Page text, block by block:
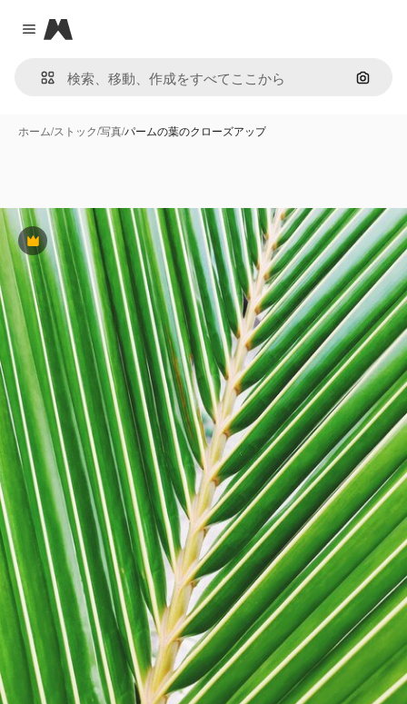
Close menu
Magnific
画像で
ホーム/ストック/写真/パームの葉のクローズアップ
Premium